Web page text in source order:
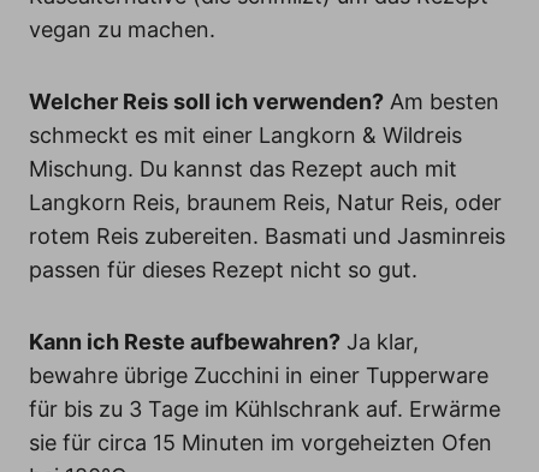
vegan zu machen.
Welcher Reis soll ich verwenden? Am besten
schmeckt es mit einer Langkorn & Wildreis
Mischung. Du kannst das Rezept auch mit
Langkorn Reis, braunem Reis, Natur Reis, oder
rotem Reis zubereiten. Basmati und Jasminreis
passen für dieses Rezept nicht so gut.
Kann ich Reste aufbewahren? Ja klar,
bewahre übrige Zucchini in einer Tupperware
für bis zu 3 Tage im Kühlschrank auf. Erwärme
sie für circa 15 Minuten im vorgeheizten Ofen